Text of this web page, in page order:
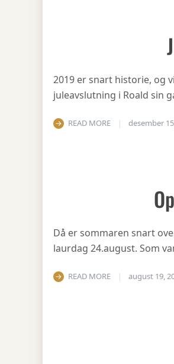
2019 er snart historie, og
juleavslutning i Roald sin
READ MORE desember
Då er sommaren snart
laurdag 24.august. Som
READ MORE august 19,